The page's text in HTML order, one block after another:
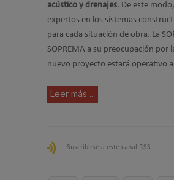
acústico y drenajes. De este
expertos en los sistemas
para cada situación de obra. La
SOPREMA a su preocupación por
nuevo proyecto estará operativo
Leer más ...
Suscribirse a este canal RSS